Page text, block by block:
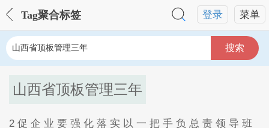
菜单
登录
Tag聚合标签
搜索
山西省顶板管理三年
2 促 企 业 要 强 化 落 实 以 一 把 手 负 总 责 领 导 班